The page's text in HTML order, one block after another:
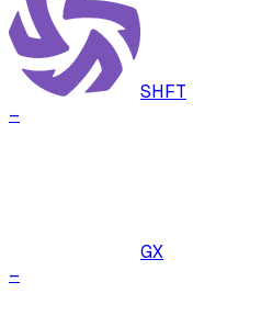
SHFT
–
GX
–